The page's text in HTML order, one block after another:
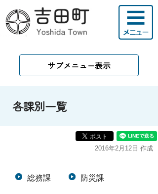
サブメニュー表示
各課別一覧
2016年2月12日 作成
総務課 防災課